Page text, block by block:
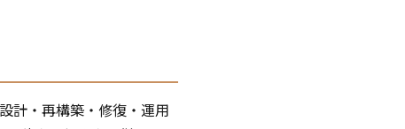
計・再構築・修復・運用